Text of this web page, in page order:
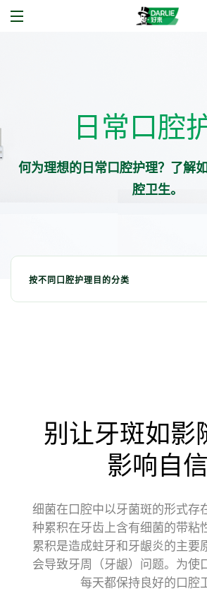
日常口腔
何为理想的日常口腔护理？了解
腔卫生。
按不同口腔护理目的分类
预防蛀牙
其他热门话题
牙釉质护理
牙刷选择
别让牙斑如影
影响自信
细菌在口腔中以牙菌斑的形式存
种累积在牙齿上含有细菌的带粘
累积是造成蛀牙和牙龈炎的主要
会导致牙周（牙龈）问题。为使
每天都保持良好的口腔